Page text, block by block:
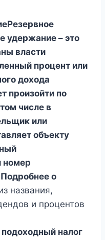
удержание – это
власти
процент или
дохода
произойти по
числе в
или
объекту
номер
о
названия,
и процентов
налог